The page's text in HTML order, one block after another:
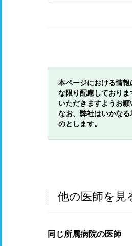
本ページにおける情
な限り配慮しており
いただきますようお願
なお、弊社はいかな
のとします。
他の医師を見
同じ所属病院の医師